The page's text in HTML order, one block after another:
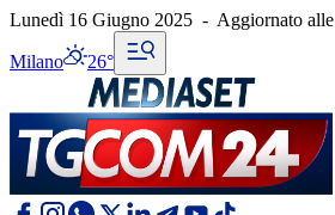
Lunedì 16 Giugno 2025 - Aggiornato alle
Milano 26°